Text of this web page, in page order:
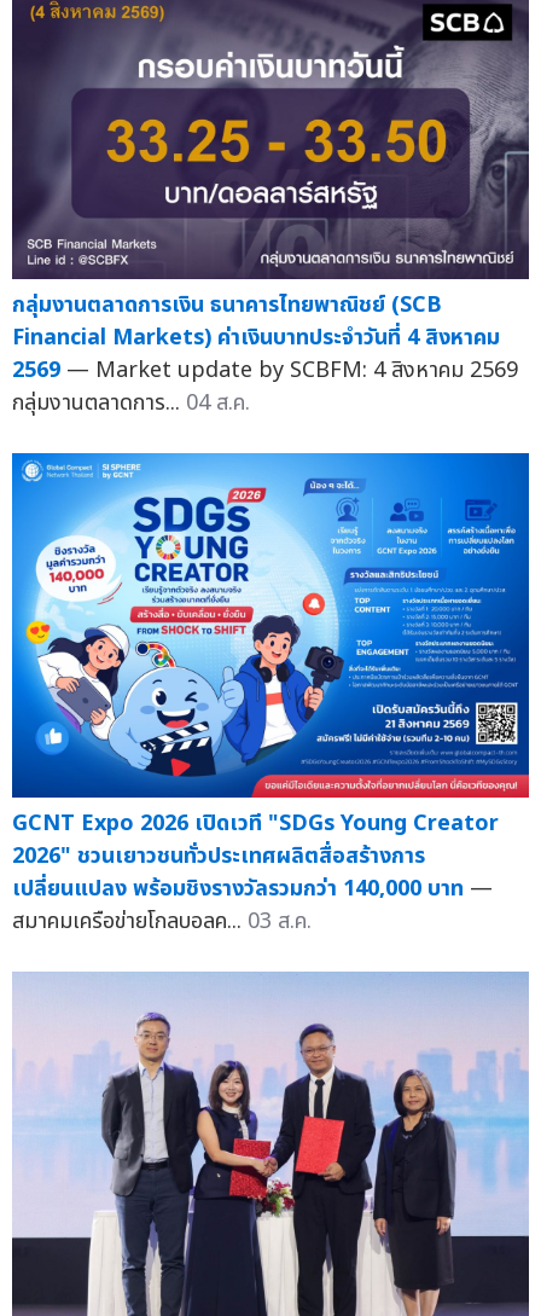
กลุ่มงานตลาดการเงิน ธนาคารไทยพาณิชย์ (SCB
Financial Markets) ค่าเงินบาทประจำวันที่ 4 สิงหาคม
2569 — Market update by SCBFM: 4 สิงหาคม 2569
กลุ่มงานตลาดการ... 04 ส.ค.
GCNT Expo 2026 เปิดเวที "SDGs Young Creator
2026" ชวนเยาวชนทั่วประเทศผลิตสื่อสร้างการ
เปลี่ยนแปลง พร้อมชิงรางวัลรวมกว่า 140,000 บาท —
สมาคมเครือข่ายโกลบอลค... 03 ส.ค.